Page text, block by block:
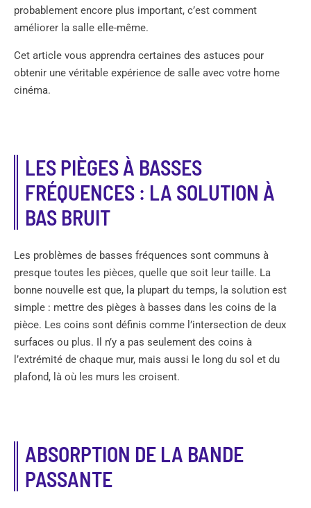
probablement encore plus important, c’est comment
améliorer la salle elle-même.
Cet article vous apprendra certaines des astuces pour
obtenir une véritable expérience de salle avec votre home
cinéma.
LES PIÈGES À BASSES
FRÉQUENCES : LA SOLUTION À
BAS BRUIT
Les problèmes de basses fréquences sont communs à
presque toutes les pièces, quelle que soit leur taille. La
bonne nouvelle est que, la plupart du temps, la solution est
simple : mettre des pièges à basses dans les coins de la
pièce. Les coins sont définis comme l’intersection de deux
surfaces ou plus. Il n’y a pas seulement des coins à
l’extrémité de chaque mur, mais aussi le long du sol et du
plafond, là où les murs les croisent.
ABSORPTION DE LA BANDE
PASSANTE